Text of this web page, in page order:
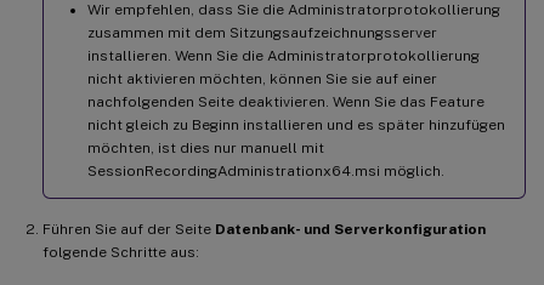
Wir empfehlen, dass Sie die Administratorprotokollierung
zusammen mit dem Sitzungsaufzeichnungsserver
installieren. Wenn Sie die Administratorprotokollierung
nicht aktivieren möchten, können Sie sie auf einer
nachfolgenden Seite deaktivieren. Wenn Sie das Feature
nicht gleich zu Beginn installieren und es später hinzufügen
möchten, ist dies nur manuell mit
SessionRecordingAdministrationx64.msi möglich.
Führen Sie auf der Seite Datenbank- und Serverkonfiguration
folgende Schritte aus: